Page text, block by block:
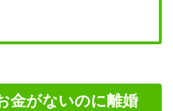
金がないのに離婚